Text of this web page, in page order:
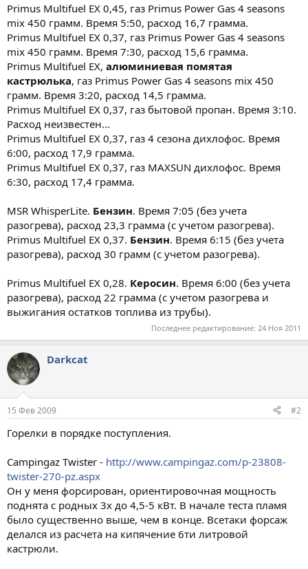
Primus Multifuel EX 0,45, газ Primus Power Gas 4 seasons
mix 450 грамм. Время 5:50, расход 16,7 грамма.
Primus Multifuel EX 0,37, газ Primus Power Gas 4 seasons
mix 450 грамм. Время 7:30, расход 15,6 грамма.
Primus Multifuel EX, алюминиевая помятая
кастрюлька, газ Primus Power Gas 4 seasons mix 450
грамм. Время 3:20, расход 14,5 грамма.
Primus Multifuel EX 0,37, газ бытовой пропан. Время 3:10.
Расход неизвестен...
Primus Multifuel EX 0,37, газ 4 сезона дихлофос. Время
6:00, расход 17,9 грамма.
Primus Multifuel EX 0,37, газ MAXSUN дихлофос. Время
6:30, расход 17,4 грамма.
MSR WhisperLite. Бензин. Время 7:05 (без учета
разогрева), расход 23,3 грамма (с учетом разогрева).
Primus Multifuel EX 0,37. Бензин. Время 6:15 (без учета
разогрева), расход 30 грамм (с учетом разогрева).
Primus Multifuel EX 0,28. Керосин. Время 6:00 (без учета
разогрева), расход 22 грамма (с учетом разогрева и
выжигания остатков топлива из трубы).
Последнее редактирование: 24 Ноя 2011
Darkcat
15 Фев 2009 #2
Горелки в порядке поступления.
Campingaz Twister - http://www.campingaz.com/p-23808-
twister-270-pz.aspx
Он у меня форсирован, ориентировочная мощность
поднята с родных 3х до 4,5-5 кВт. В начале теста пламя
было существенно выше, чем в конце. Всетаки форсаж
делался из расчета на кипячение 6ти литровой
кастрюли.